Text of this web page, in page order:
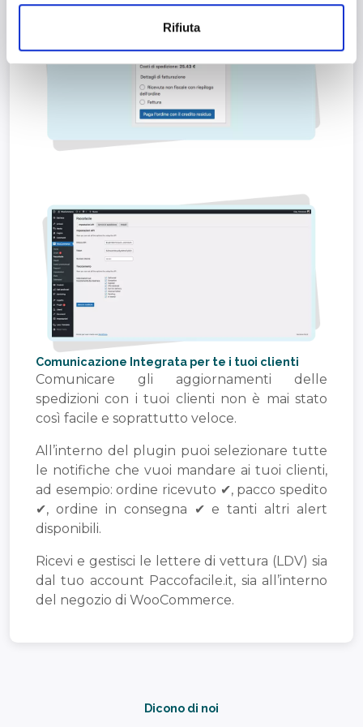
analizzare il nostro traffico. Condividiamo inoltre
informazioni sul modo in cui utilizza il nostro sito con i
nostri partner che si occupano di analisi dei dati web,
pubblicità e social media, i quali potrebbero combinarle
con altre informazioni che ha fornito loro o che hanno
raccolto dal suo utilizzo dei loro servizi.
Rifiuta
Comunicazione Integrata per te i tuoi clienti
Comunicare gli aggiornamenti delle
spedizioni con i tuoi clienti non è mai stato
così facile e soprattutto veloce.
All’interno del plugin puoi selezionare tutte
le notifiche che vuoi mandare ai tuoi clienti,
ad esempio: ordine ricevuto ✔, pacco spedito
✔, ordine in consegna ✔ e tanti altri alert
disponibili.
Ricevi e gestisci le lettere di vettura (LDV) sia
dal tuo account Paccofacile.it, sia all’interno
del negozio di WooCommerce.
Dicono di noi